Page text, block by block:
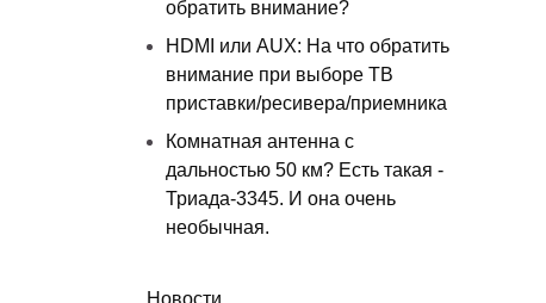
обратить внимание?
HDMI или AUX: На что обратить
внимание при выборе ТВ
приставки/ресивера/приемника
Комнатная антенна с
дальностью 50 км? Есть такая -
Триада-3345. И она очень
необычная.
Новости